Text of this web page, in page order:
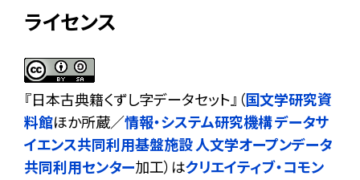
ライセンス
『日本古典籍くずし字データセット 』（国文学研究資
料館ほか所蔵／情報・システム研究機構 データサ
イエンス共同利用基盤施設 人文学オープンデータ
共同利用センター加工）はクリエイティブ・コモン